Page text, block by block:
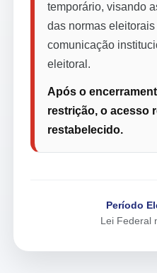
temporário, visando
das normas
comunicação
eleitoral.
Após o
restrição, o acesso
restabelecido.
Período
Lei Federal